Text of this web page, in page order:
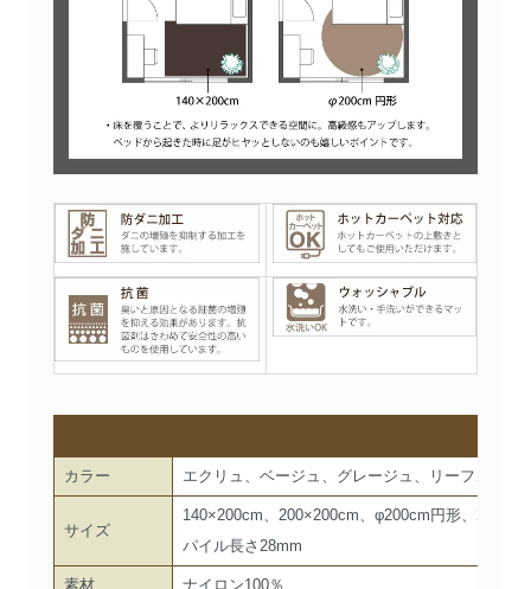
カラー エクリュ、ベージュ、グレージュ、リーフ、レ
サイズ
140×200cm、200×200cm、φ200cm円形、
パイル長さ28mm
素材 ナイロン100％